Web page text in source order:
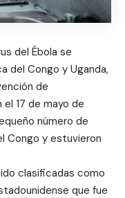
del Ébola se
del Congo y Uganda,
de
el 17 de mayo de
número de
Congo y estuvieron
clasificadas como
que fue